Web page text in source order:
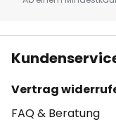
Vertrag
FAQ & Beratung